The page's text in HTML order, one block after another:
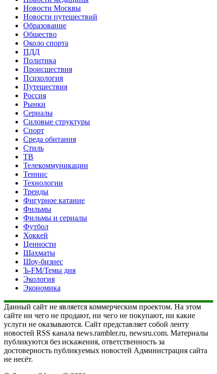
Новости Москвы
Новости путешествий
Образование
Общество
Около спорта
ПДД
Политика
Происшествия
Психология
Путешествия
Россия
Рынки
Сериалы
Силовые структуры
Спорт
Среда обитания
Стиль
ТВ
Телекоммуникации
Теннис
Технологии
Тренды
Фигурное катание
Фильмы
Фильмы и сериалы
Футбол
Хоккей
Ценности
Шахматы
Шоу-бизнес
Ъ-FM/Темы дня
Экология
Экономика
Данный сайт не является коммерческим проектом. На этом
сайте ни чего не продают, ни чего не покупают, ни какие
услуги не оказываются. Сайт представляет собой ленту
новостей RSS канала news.rambler.ru, newsru.com. Материалы
публикуются без искажения, ответственность за
достоверность публикуемых новостей Администрация сайта
не несёт.